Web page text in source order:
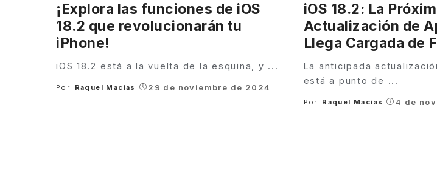
¡Explora las funciones de iOS
18.2 que revolucionarán tu
iPhone!
iOS 18.2 está a la vuelta de la esquina, y ...
Posted
Por: Raquel Macias 29 de noviembre de 2024
iOS 18.2: La
Actualización de
Llega Cargada de
La anticipada
está a punto de ...
Posted
Por: Raquel Macias 4 de